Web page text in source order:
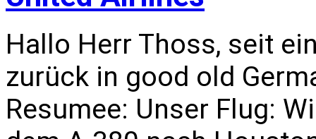
Hallo Herr Thoss, seit
zurück in good old
Resumee: Unser Flug: